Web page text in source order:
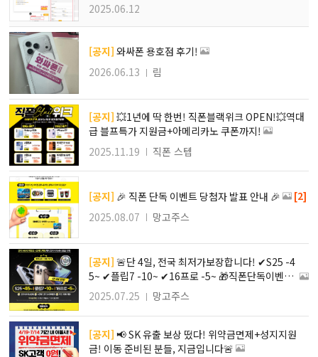
2025.06.12
[공지] 와싸폰 용호점 후기!
2026.06.13
림
[공지] 💥1년에 딱 한번! 직폰블랙위크 OPEN!💥역대
급 블프특가 지원금+아메리카노 쿠폰까지!
2025.11.19
직폰 스텝
[공지] 🎉 직폰 단독 이벤트 당첨자 발표 안내 🎉
[2]
2025.08.07
망고주스
[공지] 🚨단 4일, 전국 최저가보장합니다! ✔︎S25 -4
5~ ✔︎플립7 -10~ ✔︎16프로 -5~ 🎁직폰단독이벤트
(총 350만상당)
2025.07.25 망고주스
[공지] 📢 SK 유출 보상 떴다! 위약금면제+성지지원
금! 이동 준비된 분들, 지금입니다🚨